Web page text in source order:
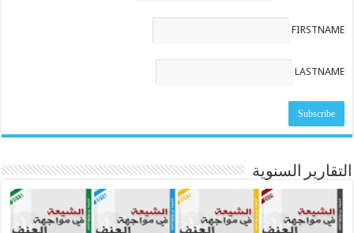
FIRSTNAME
LASTNAME
التقارير السنوية